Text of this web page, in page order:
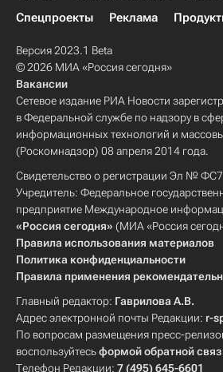
Спецпроекты
Реклама
Версия 2023.1 Beta
© 2026 МИА «Россия сегодня»
Вакансии
Сетевое издание РИА Новости
в Федеральной службе по надзору в
информационных технологий и
(Роскомнадзор) 08 апреля 2014 года.
Свидетельство о регистрации Эл №
Учредитель: Федеральное
предприятие Международное
«Россия сегодня» (МИА «Россия
Правила использования материалов
Политика конфиденциальности
Правила применения
Главный редактор: Гаврилова А.В.
Адрес электронной почты Редакции: r-
По вопросам размещения пресс-
воспользуйтесьформой обратной
Телефон Редакции: 7 (495) 645-6601